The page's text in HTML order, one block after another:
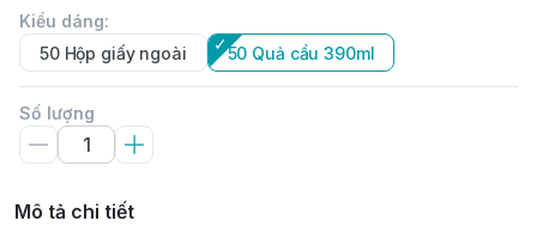
Kiểu dáng:
50 Hộp giấy ngoài
50 Quả cầu 390ml
Số lượng
Mô tả chi tiết